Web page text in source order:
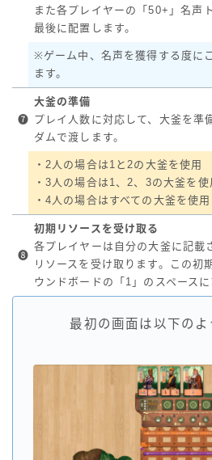
また各プレイヤーの「50+」名声
最後に配置します。
※ゲーム中、名声を獲得する度に
ます。
❼
大釜の準備
プレイ人数に対応して、大釜を準
ダムで渡します。
・2人の場合は1と2の大釜を使用
・3人の場合は1、2、3の大釜を使
・4人の場合はすべての大釜を使用
❽
初期リソースを受け取る
各プレイヤーは自分の大釜に記載
リソースを受け取ります。この初
ウンドボードの「1」のスペースに
最初の画面は以下のよ